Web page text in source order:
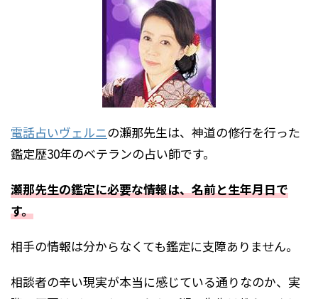
電話占いヴェルニの瀬那先生は、神道の修行を行った
鑑定歴30年のベテランの占い師です。
瀬那先生の鑑定に必要な情報は、名前と生年月日で
す。
相手の情報は分からなくても鑑定に支障ありません。
相談者の辛い現実が本当に感じている通りなのか、実